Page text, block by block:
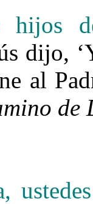
hijos
dijo,
al